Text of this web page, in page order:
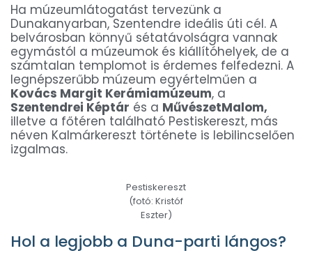
Ha múzeumlátogatást tervezünk a
Dunakanyarban, Szentendre ideális úti cél. A
belvárosban könnyű sétatávolságra vannak
egymástól a múzeumok és kiállítóhelyek, de a
számtalan templomot is érdemes felfedezni. A
legnépszerűbb múzeum egyértelműen a
Kovács Margit Kerámiamúzeum, a
Szentendrei Képtár és a MűvészetMalom,
illetve a főtéren található Pestiskereszt, más
néven Kalmárkereszt története is lebilincselően
izgalmas.
Pestiskereszt
(fotó: Kristóf
Eszter)
Hol a legjobb a Duna-parti lángos?